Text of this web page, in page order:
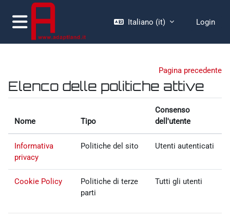
Vai al contenuto principale
Pannello laterale
Italiano ‎(it)‎ Login
Pagina precedente
Elenco delle politiche attive
Nome Tipo
Consenso
dell'utente
Informativa
privacy
Politiche del sito Utenti autenticati
Cookie Policy
Politiche di terze
parti
Tutti gli utenti